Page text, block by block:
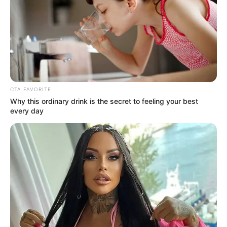
El juego cuenta con varias modalidades de apuesta, lo
que permite participar de acuerdo con el nivel de riesgo
que prefiera el jugador.
Cuatro cifras directo o superpleno:
acierto exacto en
orden.
Cuatro cifras combinado:mismas cifras en cualquier
orden.
Tres cifras combinado: cifras en distinto orden.
Dos cifras o pata:
Una cifra o uña: acierto de la última cifra.
Cada modalidad define el tipo de premio que se puede
obtener según el resultado oficial del día.
Cuánto paga La Caribeña Día según
la apuesta
CTA FAVORITE
Why this ordinary drink is the secret to feeling your best
every day